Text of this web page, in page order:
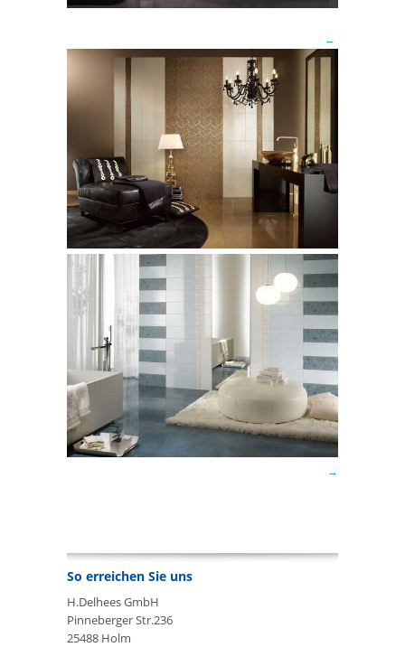
So erreichen Sie uns
H.Delhees GmbH
Pinneberger Str.236
25488 Holm